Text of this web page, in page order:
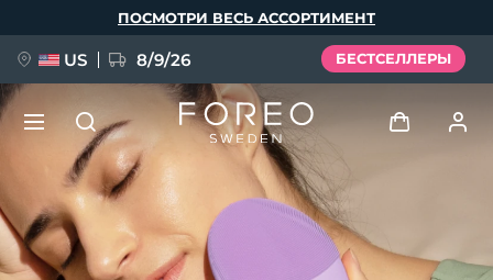
ПОСМОТРИ ВЕСЬ АССОРТИМЕНТ
US 8/9/26 БЕСТСЕЛЛЕРЫ
Профиль пользователя
НОВИНКА
BREAKING NEWS
Язык